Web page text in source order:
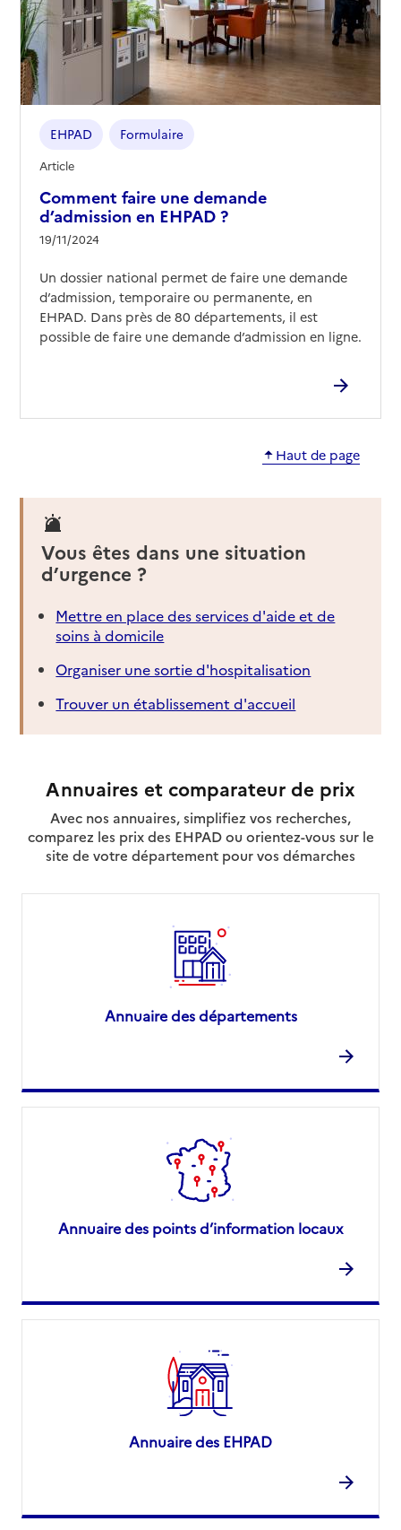
Comment faire une demande
d’admission en EHPAD ?
19/11/2024
EHPAD Formulaire
Article
Un dossier national permet de faire une demande
d’admission, temporaire ou permanente, en
EHPAD. Dans près de 80 départements, il est
possible de faire une demande d’admission en ligne.
Haut de page
Vous êtes dans une situation
d’urgence ?
Mettre en place des services d'aide et de
soins à domicile
Organiser une sortie d'hospitalisation
Trouver un établissement d'accueil
Annuaires et comparateur de prix
Avec nos annuaires, simplifiez vos recherches,
comparez les prix des EHPAD ou orientez-vous sur le
site de votre département pour vos démarches
Annuaire des départements
Annuaire des points d’information locaux
Annuaire des EHPAD